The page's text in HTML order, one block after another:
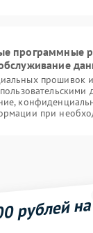
программные
прошивок
при
рублей на